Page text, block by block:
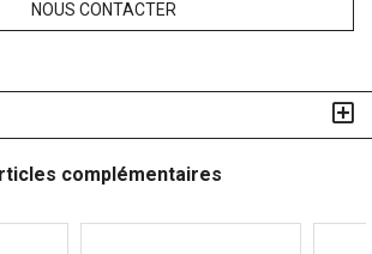
NOUS CONTACTER
complémentaires